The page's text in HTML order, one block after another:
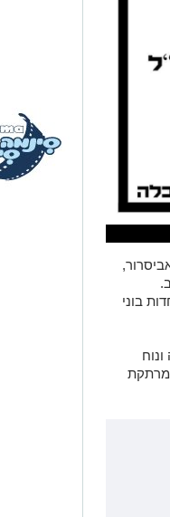
בוני
מרתקת